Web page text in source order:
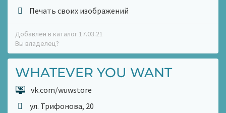
Печать своих изображений
Добавлен в каталог 17.03.21
Вы владелец?
WHATEVER YOU WANT
vk.com/wuwstore
ул. Трифонова, 20